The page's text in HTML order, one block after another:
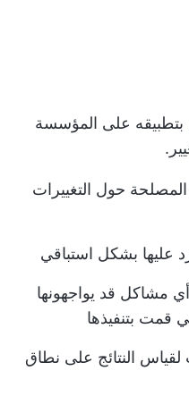
بتطبيقه على المؤسسة
حول التغييرات
عليها بشكل استباقي
مشاكل قد يواجهونها
قمت بتنفيذها
لقياس النتائج على نطاق